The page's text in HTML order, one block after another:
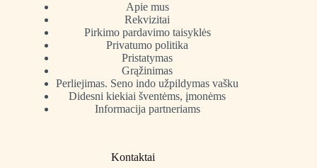
Apie mus
Rekvizitai
Pirkimo pardavimo taisyklės
Privatumo politika
Pristatymas
Grąžinimas
Perliejimas. Seno indo užpildymas vašku
Didesni kiekiai šventėms, įmonėms
Informacija partneriams
Kontaktai